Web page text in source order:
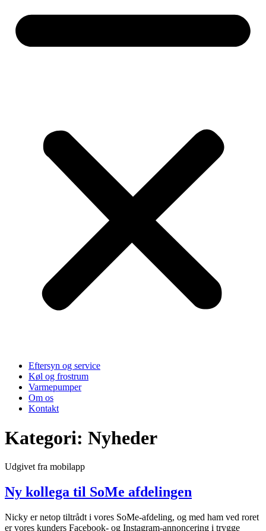
Eftersyn og service
Køl og frostrum
Varmepumper
Om os
Kontakt
Kategori: Nyheder
Udgivet fra mobilapp
Ny kollega til SoMe afdelingen
Nicky er netop tiltrådt i vores SoMe-afdeling, og med ham ved roret
er vores kunders Facebook- og Instagram-annoncering i trygge